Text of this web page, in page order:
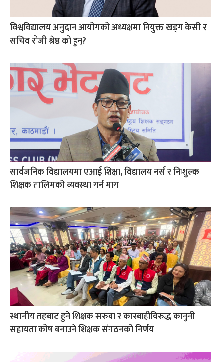
विश्वविद्यालय अनुदान आयोगको अध्यक्षमा नियुक्त खड्ग केसी र
सचिव रोजी श्रेष्ठ को हुन्?
सार्वजनिक विद्यालयमा एआई शिक्षा, विद्यालय नर्स र निःशुल्क
शिक्षक तालिमको व्यवस्था गर्न माग
स्थानीय तहबाट हुने शिक्षक सरुवा र कारबाहीविरुद्ध कानुनी
सहायता कोष बनाउने शिक्षक संगठनको निर्णय